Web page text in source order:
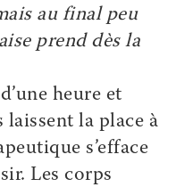
au final peu
prend dès la
heure et
laissent la place à
s’efface
Les corps